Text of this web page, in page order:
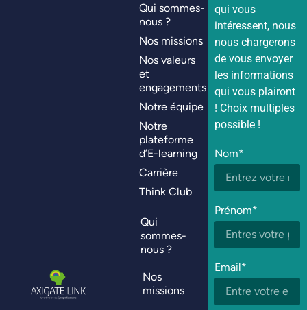
Qui sommes-
nous ?
Nos missions
Nos valeurs
et
engagements
Notre équipe
Notre
plateforme
d’E-learning
Carrière
Think Club
Qui
sommes-
nous ?
Nos
missions
qui vous
intéressent, nous
nous chargerons
de vous envoyer
les informations
qui vous plairont
! Choix multiples
possible !
Nom*
Prénom*
Email*